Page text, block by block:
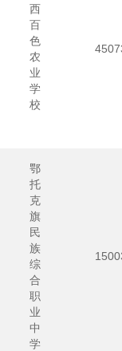
西
百
色
农
业
学
校
鄂
托
克
旗
民
族
综
合
职
业
中
学